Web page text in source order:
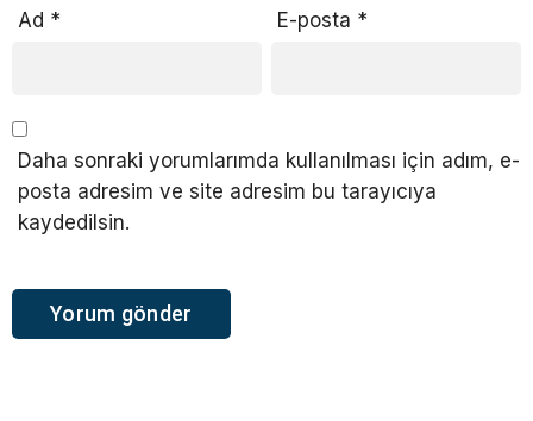
Ad * E-posta *
Daha sonraki yorumlarımda kullanılması için adım, e-
posta adresim ve site adresim bu tarayıcıya
kaydedilsin.